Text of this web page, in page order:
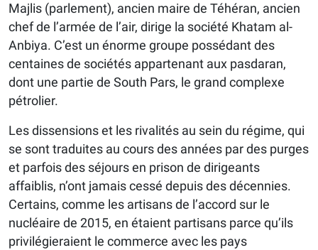
Majlis (parlement), ancien maire de Téhéran, ancien
chef de l’armée de l’air, dirige la société Khatam al-
Anbiya. C’est un énorme groupe possédant des
centaines de sociétés appartenant aux pasdaran,
dont une partie de South Pars, le grand complexe
pétrolier.
Les dissensions et les rivalités au sein du régime, qui
se sont traduites au cours des années par des purges
et parfois des séjours en prison de dirigeants
affaiblis, n’ont jamais cessé depuis des décennies.
Certains, comme les artisans de l’accord sur le
nucléaire de 2015, en étaient partisans parce qu’ils
privilégieraient le commerce avec les pays